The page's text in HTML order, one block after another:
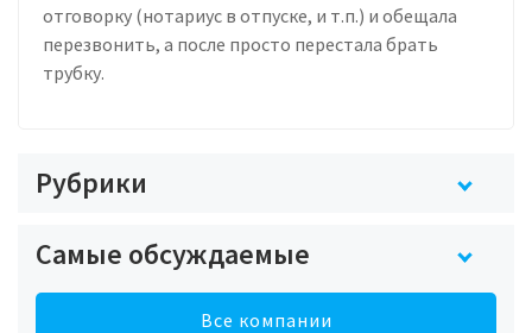
отговорку (нотариус в отпуске, и т.п.) и обещала
перезвонить, а после просто перестала брать
трубку.
Рубрики
Самые обсуждаемые
Все компании